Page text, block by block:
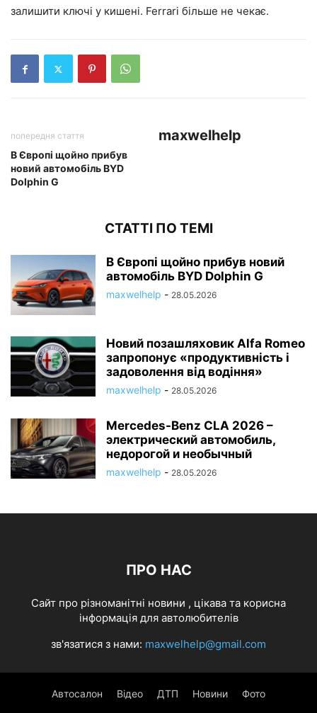
залишити ключі у кишені. Ferrari більше не чекає.
попередня стаття
В Європі щойно прибув
новий автомобіль BYD
Dolphin G
maxwelhelp
СТАТТІ ПО ТЕМІ
В Європі щойно прибув новий
автомобіль BYD Dolphin G
maxwelhelp - 28.05.2026
Новий позашляховик Alfa Romeo
запропонує «продуктивність і
задоволення від водіння»
maxwelhelp - 28.05.2026
Mercedes-Benz CLA 2026 –
электрический автомобиль,
недорогой и необычный
maxwelhelp - 28.05.2026
ПРО НАС
Cайт про різноманітні новини , цікава та корисна
інформація для автолюбителів
зв'язатися з нами: maxwelhelp@gmail.com
Автосалон Відео ДТП Новини Фото